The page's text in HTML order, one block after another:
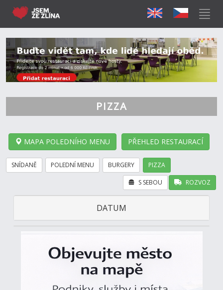
PIZZA
MAPA POLEDNÍHO MENU PŘEHLED RESTAURACÍ
SNÍDANĚ POLEDNÍ MENU BURGERY PIZZA
ROZVOZ
S SEBOU
DATUM